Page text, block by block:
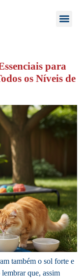
para
os Níveis de
também o sol forte e
que, assim